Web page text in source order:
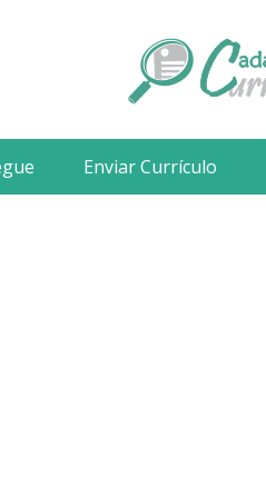
Enviar Currículo